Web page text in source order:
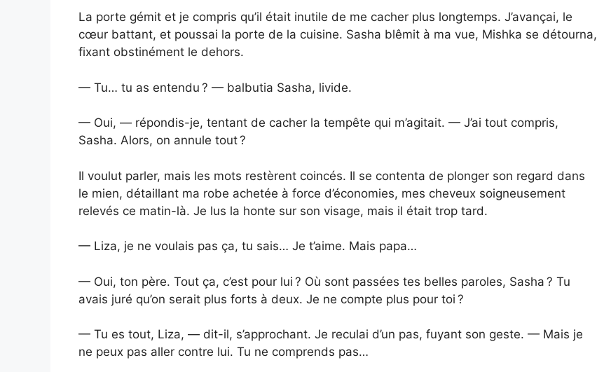
La porte gémit et je compris qu’il était inutile de me cacher plus longtemps. J’avançai, le
cœur battant, et poussai la porte de la cuisine. Sasha blêmit à ma vue, Mishka se détourna,
fixant obstinément le dehors.
— Tu… tu as entendu ? — balbutia Sasha, livide.
— Oui, — répondis-je, tentant de cacher la tempête qui m’agitait. — J’ai tout compris,
Sasha. Alors, on annule tout ?
Il voulut parler, mais les mots restèrent coincés. Il se contenta de plonger son regard dans
le mien, détaillant ma robe achetée à force d’économies, mes cheveux soigneusement
relevés ce matin-là. Je lus la honte sur son visage, mais il était trop tard.
— Liza, je ne voulais pas ça, tu sais… Je t’aime. Mais papa…
— Oui, ton père. Tout ça, c’est pour lui ? Où sont passées tes belles paroles, Sasha ? Tu
avais juré qu’on serait plus forts à deux. Je ne compte plus pour toi ?
— Tu es tout, Liza, — dit-il, s’approchant. Je reculai d’un pas, fuyant son geste. — Mais je
ne peux pas aller contre lui. Tu ne comprends pas…